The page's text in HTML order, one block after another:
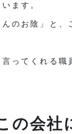
ます。
んのお陰」と
言ってくれる
の会社